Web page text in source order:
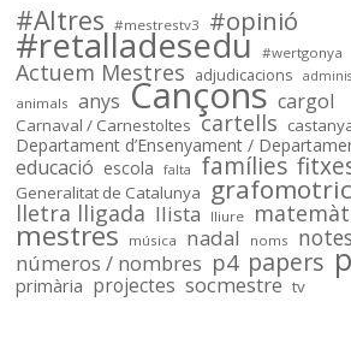
primària i secundària
socmestre.cat/recursos/map...
#Altres #mestrestv3 #opinió
#retalladesedu #wertgonya
Actuem Mestres adjudicacions
animals anys Cançons cargol
Carnaval / Carnestoltes cartells
Departament d’Ensenyament /
educació escola falta famílies
Generalitat de Catalunya
lletra lligada llista lliure
mestres música nadal noms notes
números / nombres p4 papers
primària projectes socmestre tv